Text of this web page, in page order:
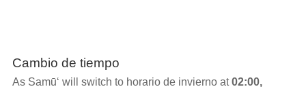
Cambio de tiempo
As Samū‘ will switch to horario de invierno at02:00,